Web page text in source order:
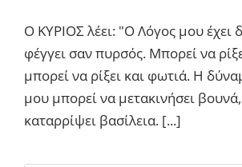
Ο ΚΥΡΙΟΣ λέει: "Ο Λόγος μου έχει
φέγγει σαν πυρσός. Μπορεί να
μπορεί να ρίξει και φωτιά. Η
μου μπορεί να μετακινήσει
καταρρίψει βασίλεια. [...]